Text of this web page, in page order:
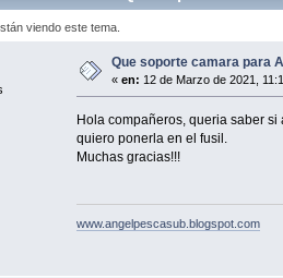
viendo este tema.
Que soporte camara para
«en: 12 de Marzo de 2021,
Hola compañeros, queria saber
quiero ponerla en el fusil.
Muchas gracias!!!
www.angelpescasub.blogspot.com